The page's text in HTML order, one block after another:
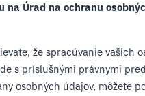
na Úrad na ochranu
že spracúvanie vašich
s príslušnými právnymi
osobných údajov, môžete